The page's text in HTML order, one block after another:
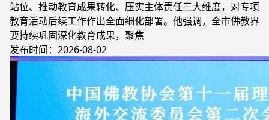
站位、推动教育成果转化、压实主体责任三大维度，对专项
教育活动后续工作作出全面细化部署。他强调，全市佛教界
要持续巩固深化教育成果，聚焦
发布时间：2026-08-02